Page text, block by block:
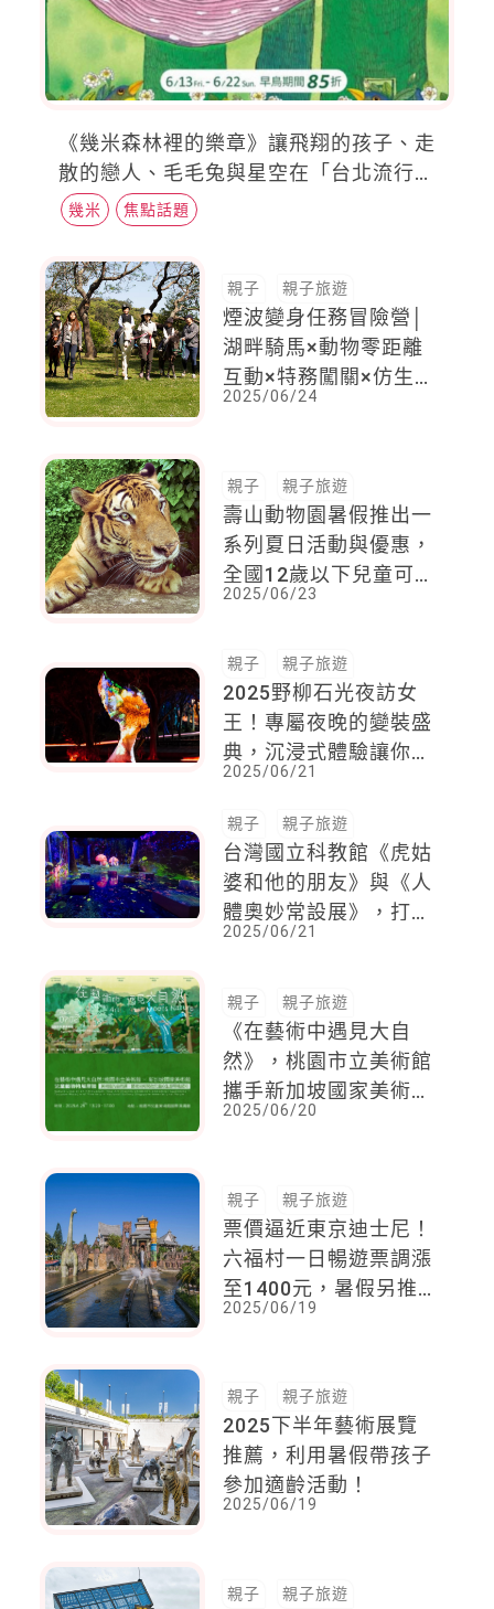
《幾米森林裡的樂章》讓飛翔的孩子、走
散的戀人、毛毛兔與星空在「台北流行音
樂中心」重逢！
幾米 焦點話題
親子 親子旅遊
煙波變身任務冒險營│
湖畔騎馬×動物零距離
互動×特務闖關×仿生生
態夏令營，暑假親子全
2025/06/24
親子 親子旅遊
壽山動物園暑假推出一
系列夏日活動與優惠，
全國12歲以下兒童可免
費入園，假日期間營業
半
2025/06/23
親子 親子旅遊
2025野柳石光夜訪女
王！專屬夜晚的變裝盛
典，沉浸式體驗讓你感
受絕無僅有的夏夜限定
夢幻饗宴
2025/06/21
親子 親子旅遊
台灣國立科教館《虎姑
婆和他的朋友》與《人
體奧妙常設展》，打造
暑期不設限玩樂小宇
2025/06/21
親子 親子旅遊
《在藝術中遇見大自
然》，桃園市立美術館
攜手新加坡國家美術館
呈現兒童想像中是世界
2025/06/20
親子 親子旅遊
票價逼近東京迪士尼！
六福村一日暢遊票調漲
至1400元，暑假另推
不含遊樂設施「699元
2025/06/19
親子 親子旅遊
2025下半年藝術展覽
推薦，利用暑假帶孩子
參加適齡活動！
2025/06/19
親子 親子旅遊